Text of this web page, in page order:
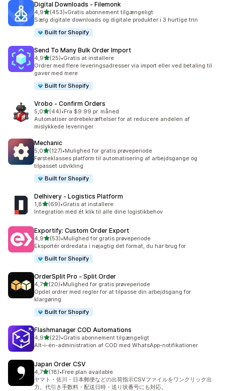
Digital Downloads ‑ Filemonk
4,9ud af 5 stjerner
(453)
453 anmeldelser i alt
•Gratis abonnement tilgængeligt
Sælg digitale downloads og digitale produkter i 3 hurtige trin
Built for Shopify
Send To Many Bulk Order Import
4,9ud af 5 stjerner
(25)
25 anmeldelser i alt
•Gratis at installere
Ordrer med flere leveringsadresser via import eller ved betaling til
gaver med mere
Built for Shopify
Vrobo ‑ Confirm Orders
5,0ud af 5 stjerner
(44)
44 anmeldelser i alt
•Fra $9.99 pr. måned
Automatiser ordrebekræftelser for at reducere andelen af
mislykkede leveringer
Mechanic
5,0ud af 5 stjerner
(127)
127 anmeldelser i alt
•Mulighed for gratis prøveperiode
Førsteklasses platform til automatisering af arbejdsgange og
tilpasset udvikling
Built for Shopify
Delhivery ‑ Logistics Platform
1,8ud af 5 stjerner
(69)
69 anmeldelser i alt
•Gratis at installere
Integration med ét klik til alle dine logistikbehov
Exportify: Custom Order Export
4,9ud af 5 stjerner
(53)
53 anmeldelser i alt
•Mulighed for gratis prøveperiode
Eksportér ordredata i nøjagtig det format, du har brug for
Built for Shopify
OrderSplit Pro ‑ Split Order
4,7ud af 5 stjerner
(20)
20 anmeldelser i alt
•Mulighed for gratis prøveperiode
Opdel ordrer med regler for at tilpasse din arbejdsgang for
klargøring
Built for Shopify
Flashmanager COD Automations
4,9ud af 5 stjerner
(22)
22 anmeldelser i alt
•Gratis abonnement tilgængeligt
Alt-i-én-administration af COD med WhatsApp-notifikationer
Japan Order CSV
4,7ud af 5 stjerner
(18)
18 anmeldelser i alt
•Free plan available
ヤマト・佐川・日本郵便などの出荷指示CSVファイルをワンクリック出
力。代引き手数料・配送日時・送り状番号にも対応。